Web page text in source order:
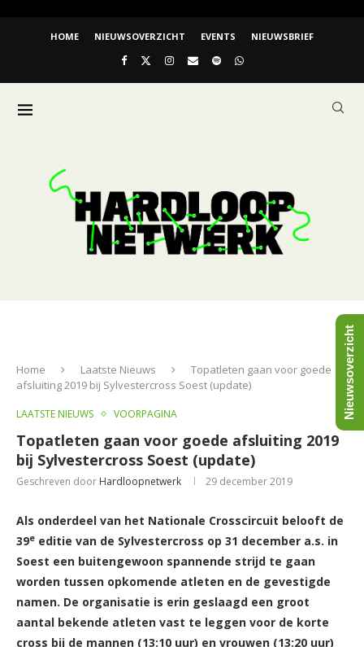
HOME NIEUWSOVERZICHT EVENTS NIEUWSBRIEF
Home Laatste Nieuws
Topatleten gaan voor goede
afsluiting 2019 bij Sylvestercross Soest (update)
LAATSTE NIEUWS VOORPAGINA
Topatleten gaan voor goede afsluiting 2019
bij Sylvestercross Soest (update)
Geschreven door Hardloopnetwerk 29 december 2019
Als onderdeel van het Nationale Crosscircuit belooft de
39e editie van de Sylvestercross op 31 december a.s. in
Soest een buitengewoon spannende strijd te gaan
worden tussen opkomende atleten en de gevestigde
namen. De organisatie is erin geslaagd een groot
aantal bekende atleten vast te leggen voor de korte
cross bij de mannen (13:10 uur) en vrouwen (13:20 uur)
Nieuwsoverzicht